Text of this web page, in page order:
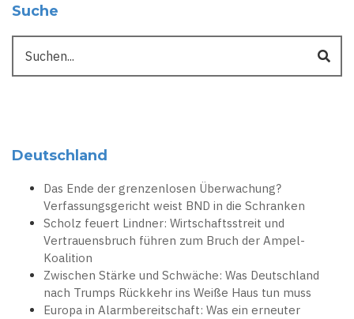
Suche
Deutschland
Das Ende der grenzenlosen Überwachung?
Verfassungsgericht weist BND in die Schranken
Scholz feuert Lindner: Wirtschaftsstreit und
Vertrauensbruch führen zum Bruch der Ampel-
Koalition
Zwischen Stärke und Schwäche: Was Deutschland
nach Trumps Rückkehr ins Weiße Haus tun muss
Europa in Alarmbereitschaft: Was ein erneuter